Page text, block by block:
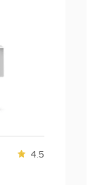
4.5